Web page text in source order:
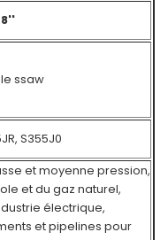
ssaw
S355J0
et moyenne pression,
et du gaz naturel,
électrique,
et pipelines pour